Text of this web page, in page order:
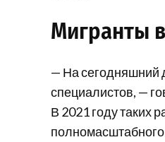
Мигранты в
— На сегодняшний
специалистов, —
В 2021 году таких
полномасштабного